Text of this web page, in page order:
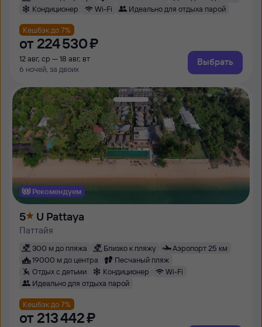
Кондиционер
Wi-Fi Идеально для отдыха парой
Кешбэк до 7%
от 224 ⁠530 ⁠₽
12 авг, ср — 18 авг, вт
6 ночей, за двоих
Выбрать
Рекомендуем
5 U Pattaya
Паттайя
300 м до пляжа Близко к пляжу
Аэропорт 25 км
19000 м до центра
Песчаный пляж
Отдых с детьми
Кондиционер
Wi-Fi
Идеально для отдыха парой
Кешбэк до 7%
от 213 ⁠442 ⁠₽